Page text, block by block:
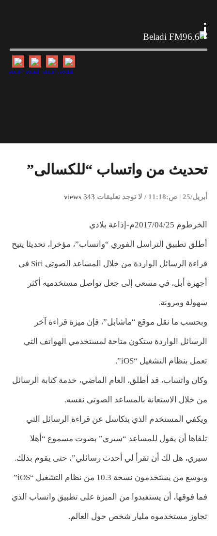
i
تحديث من واتساب “للكسالى”
أبريل/25 | ص:11:18 / لا توجد تعليقات 343 views
الخرطوم 2017/04/25م-إذاعة بلادي
أطلق تطبيق التراسل الفوري “واتساب”، مؤخرا، تحديثا يتيح
قراءة الرسائل الواردة من خلال المساعد الصوتي Siri في
أجهزة أبل، في مسعى إلى جعل تواصل مستخدميه أكثر
سهولة ومرونة.
وبحسب ما نقل موقع “ماشابل”، فإن ميزة قراءة آخر
الرسائل الواردة ستكون متاحة لمستخدمي الهواتف التي
تعمل بنظام التشغيل “iOS”.
وكان واتساب، قد أطلق، العام الماضي، خدمة كتابة الرسائل
من خلال الاستعانة بالمساعد الصوتي نفسه.
ويكفي المستخدم الذي يتكاسل عن قراءة الرسائل التي
تلقاها أن يقول للمساعد “سيري” بصوت مسموع “أهلا
سيري، هل لك أن تقرأ لي أحدث رسائلي”، حتى يقوم بذلك.
وبوسع من يستخدمون نسخة 10.3 من نظام التشغيل “iOS”
فما فوقها، أن يستفيدوا من الميزة على تطبيق واتساب الذي
تجاوز مستخدموه مليار شخص حول العالم.